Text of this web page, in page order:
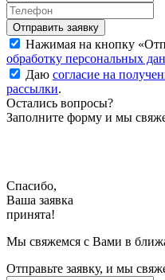
Нажимая на кнопку «
обработку персональных
Даю согласие на
рассылки.
Остались вопросы?
Заполните форму и мы
Спасибо,
Ваша заявка
принята!
Мы свяжемся с Вами в
Отправьте заявку, и мы